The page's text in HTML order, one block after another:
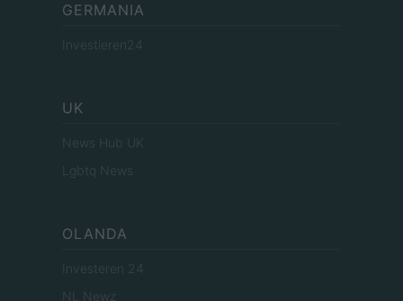
GERMANIA
Investieren24
UK
News Hub UK
Lgbtq News
OLANDA
Investeren 24
NL Newz